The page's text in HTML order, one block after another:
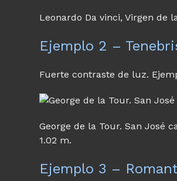
Leonardo Da vinci, Virgen de
Ejemplo 2 –
Fuerte contraste de luz.
George de la Tour. San José
1.02 m.
Ejemplo 3 –